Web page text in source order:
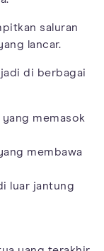
saluran
lancar.
di berbagai
memasok
membawa
luar jantung